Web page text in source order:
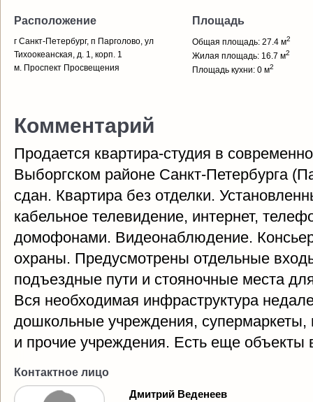
Расположение
г Санкт-Петербург, п Парголово, ул
Тихоокеанская, д. 1, корп. 1
м. Проспект Просвещения
Площадь
Общая площадь: 27.4 м2
Жилая площадь: 16.7 м2
Площадь кухни: 0 м2
Комментарий
Продается квартира-студия в
Выборгском районе Санкт-Петербурга
сдан. Квартира без отделки.
кабельное телевидение, интернет,
домофонами. Видеонаблюдение.
охраны. Предусмотрены отдельные
подъездные пути и стояночные места
Вся необходимая инфраструктура
дошкольные учреждения,
и прочие учреждения. Есть еще
Контактное лицо
Дмитрий Веденеев